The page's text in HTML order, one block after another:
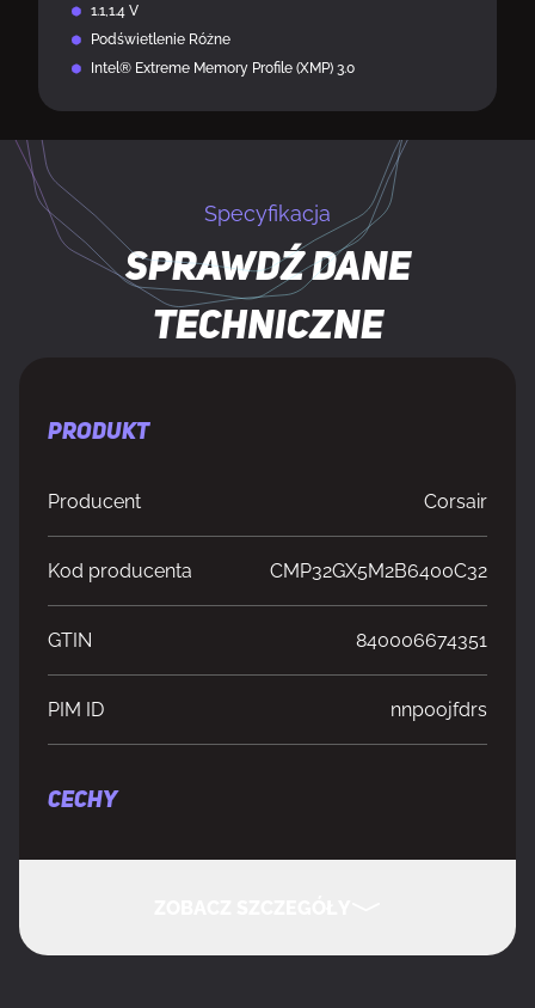
1.1,1.4 V
Podświetlenie Różne
Intel® Extreme Memory Profile (XMP) 3.0
Specyfikacja
Sprawdź dane
techniczne
PRODUKT
Producent Corsair
Kod producenta CMP32GX5M2B6400C32
GTIN 840006674351
PIM ID nnp0ojfdrs
CECHY